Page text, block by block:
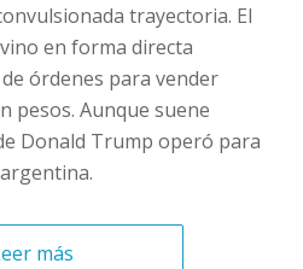
trayectoria. El
en forma directa
órdenes para vender
pesos. Aunque suene
Donald Trump operó para
más